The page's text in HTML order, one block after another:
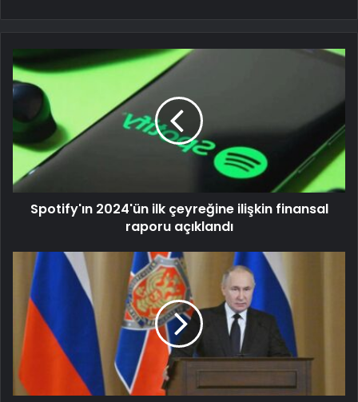
Spotify'ın 2024'ün ilk çeyreğine ilişkin finansal
raporu açıklandı